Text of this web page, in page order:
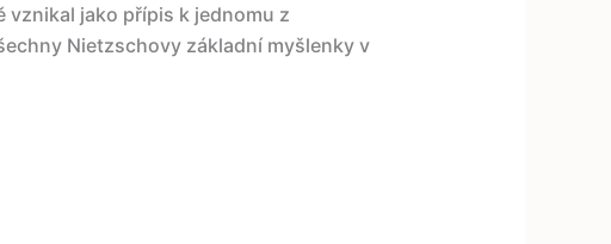
jako přípis k jednomu z
Nietzschovy základní myšlenky v